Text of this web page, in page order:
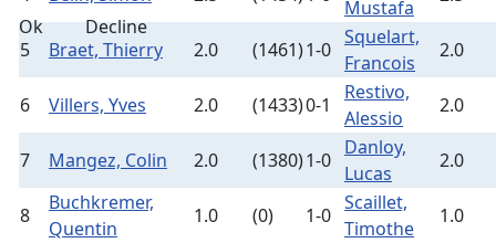
Mustafa
5 Braet, Thierry 2.0 (1461)1-0
Squelart,
Francois
2.0
6 Villers, Yves 2.0 (1433)0-1
Restivo,
Alessio
2.0
7 Mangez, Colin 2.0 (1380)1-0
Danloy,
Lucas
2.0
8
Buchkremer,
Quentin
1.0 (0) 1-0
Scaillet,
Timothe
1.0
Ok Decline